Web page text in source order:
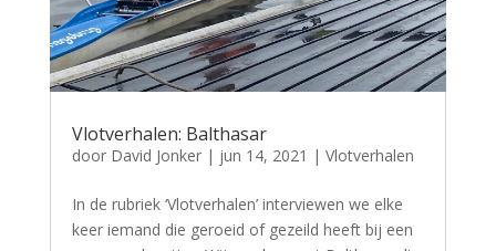
Vlotverhalen: Balthasar
door David Jonker| jun 14, 2021 | Vlotverhalen
In de rubriek ‘Vlotverhalen’ interviewen we elke
keer iemand die geroeid of gezeild heeft bij een